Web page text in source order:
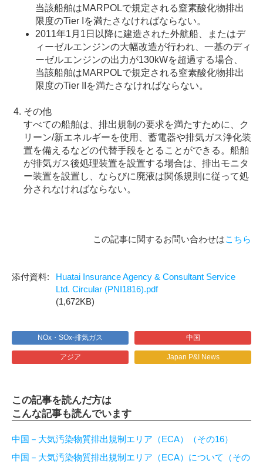
当該船舶はMARPOLで規定される窒素酸化物排出
限度のTier Iを満たさなければならない。
2011年1月1日以降に建造された外航船、またはデ
ィーゼルエンジンの大幅改造が行われ、一基のディ
ーゼルエンジンの出力が130kWを超過する場合、
当該船舶はMARPOLで規定される窒素酸化物排出
限度のTier IIを満たさなければならない。
その他
すべての船舶は、排出規制の要求を満たすために、ク
リーン/新エネルギーを使用、蓄電器や排気ガス浄化装
置を備えるなどの代替手段をとることができる。船舶
が排気ガス後処理装置を設置する場合は、排出モニタ
ー装置を設置し、ならびに廃液は関係規則に従って処
分されなければならない。
この記事に関するお問い合わせはこちら
Huatai Insurance Agency & Consultant Service
Ltd. Circular (PNI1816).pdf
(1,672KB)
NOx・SOx-排気ガス 中国
アジア Japan P&I News
この記事を読んだ方は
こんな記事も読んでいます
中国－大気汚染物質排出規制エリア（ECA）（その16）
中国－大気汚染物質排出規制エリア（ECA）について（その